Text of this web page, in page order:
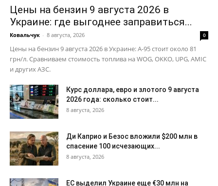
Цены на бензин 9 августа 2026 в
Украине: где выгоднее заправиться...
Ковальчук - 8 августа, 2026 0
Цены на бензин 9 августа 2026 в Украине: А-95 стоит около 81
грн/л. Сравниваем стоимость топлива на WOG, OKKO, UPG, AMIC
и других АЗС.
Курс доллара, евро и злотого 9 августа
2026 года: сколько стоит...
8 августа, 2026
Ди Каприо и Безос вложили $200 млн в
спасение 100 исчезающих...
8 августа, 2026
ЕС выделил Украине еще €30 млн на